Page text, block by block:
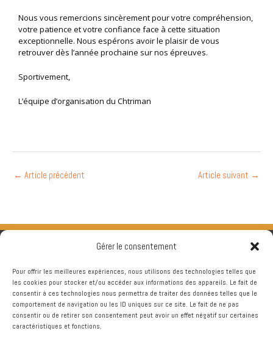
Gérer le consentement
Pour offrir les meilleures expériences, nous utilisons des technologies telles que
les cookies pour stocker et/ou accéder aux informations des appareils. Le fait de
consentir à ces technologies nous permettra de traiter des données telles que le
comportement de navigation ou les ID uniques sur ce site. Le fait de ne pas
consentir ou de retirer son consentement peut avoir un effet négatif sur certaines
caractéristiques et fonctions.
Nous vous remercions sincèrement pour votre compréhension,
votre patience etvotre confiance face à cette situation
exceptionnelle. Nous espérons avoir le plaisirde vous
retrouver dès l’année prochaine sur nos épreuves.
Sportivement,
L’équipe d’organisation du Chtriman
← Article précédent Article suivant →